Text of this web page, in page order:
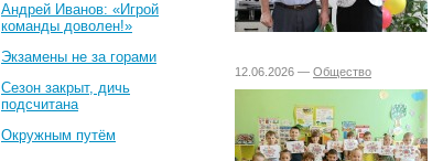
Андрей Иванов: «Игрой
команды доволен!»
Экзамены не за горами
Сезон закрыт, дичь
подсчитана
Окружным путём
12.06.2026 — Общество